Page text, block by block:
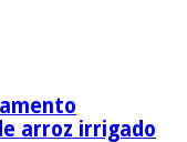
arroz irrigado